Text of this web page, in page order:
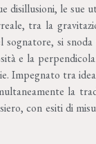
disillusioni, le sue
tra la
sognatore, si
e la
Impegnato tra
la
con esiti di